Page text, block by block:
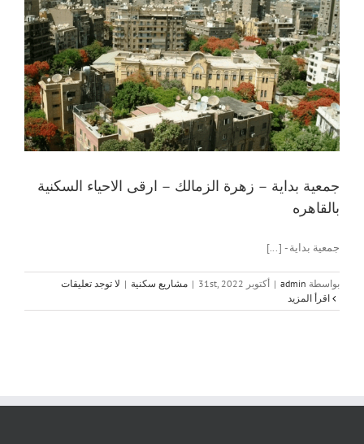
جمعية بداية – زهرة الزمالك – ارقى الاحياء السكنية
بالقاهره
جمعية بداية - [...]
بواسطة admin
| أكتوبر 31st, 2022 | مشاريع سكنية | لا توجد تعليقات